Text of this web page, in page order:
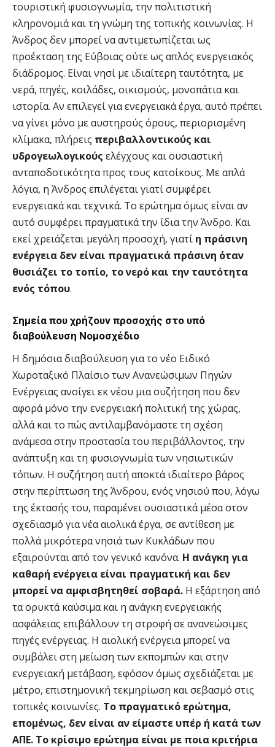
τουριστική φυσιογνωμία, την πολιτιστική
κληρονομιά και τη γνώμη της τοπικής κοινωνίας. Η
Άνδρος δεν μπορεί να αντιμετωπίζεται ως
προέκταση της Εύβοιας ούτε ως απλός ενεργειακός
διάδρομος. Είναι νησί με ιδιαίτερη ταυτότητα, με
νερά, πηγές, κοιλάδες, οικισμούς, μονοπάτια και
ιστορία. Αν επιλεγεί για ενεργειακά έργα, αυτό πρέπει
να γίνει μόνο με αυστηρούς όρους, περιορισμένη
κλίμακα, πλήρεις περιβαλλοντικούς και
υδρογεωλογικούς ελέγχους και ουσιαστική
ανταποδοτικότητα προς τους κατοίκους. Με απλά
λόγια, η Άνδρος επιλέγεται γιατί συμφέρει
ενεργειακά και τεχνικά. Το ερώτημα όμως είναι αν
αυτό συμφέρει πραγματικά την ίδια την Άνδρο. Και
εκεί χρειάζεται μεγάλη προσοχή, γιατί η πράσινη
ενέργεια δεν είναι πραγματικά πράσινη όταν
θυσιάζει το τοπίο, το νερό και την ταυτότητα
ενός τόπου.
Σημεία που χρήζουν προσοχής στο υπό
διαβούλευση Νομοσχέδιο
Η δημόσια διαβούλευση για το νέο Ειδικό
Χωροταξικό Πλαίσιο των Ανανεώσιμων Πηγών
Ενέργειας ανοίγει εκ νέου μια συζήτηση που δεν
αφορά μόνο την ενεργειακή πολιτική της χώρας,
αλλά και το πώς αντιλαμβανόμαστε τη σχέση
ανάμεσα στην προστασία του περιβάλλοντος, την
ανάπτυξη και τη φυσιογνωμία των νησιωτικών
τόπων. Η συζήτηση αυτή αποκτά ιδιαίτερο βάρος
στην περίπτωση της Άνδρου, ενός νησιού που, λόγω
της έκτασής του, παραμένει ουσιαστικά μέσα στον
σχεδιασμό για νέα αιολικά έργα, σε αντίθεση με
πολλά μικρότερα νησιά των Κυκλάδων που
εξαιρούνται από τον γενικό κανόνα. Η ανάγκη για
καθαρή ενέργεια είναι πραγματική και δεν
μπορεί να αμφισβητηθεί σοβαρά. Η εξάρτηση από
τα ορυκτά καύσιμα και η ανάγκη ενεργειακής
ασφάλειας επιβάλλουν τη στροφή σε ανανεώσιμες
πηγές ενέργειας. Η αιολική ενέργεια μπορεί να
συμβάλει στη μείωση των εκπομπών και στην
ενεργειακή μετάβαση, εφόσον όμως σχεδιάζεται με
μέτρο, επιστημονική τεκμηρίωση και σεβασμό στις
τοπικές κοινωνίες. Το πραγματικό ερώτημα,
επομένως, δεν είναι αν είμαστε υπέρ ή κατά των
ΑΠΕ. Το κρίσιμο ερώτημα είναι με ποια κριτήρια